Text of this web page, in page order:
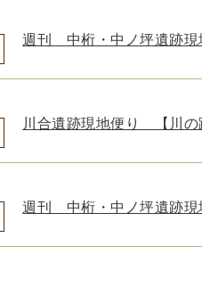
週刊 中桁・中ノ坪遺跡現
川合遺跡現地便り 【川の
週刊 中桁・中ノ坪遺跡現